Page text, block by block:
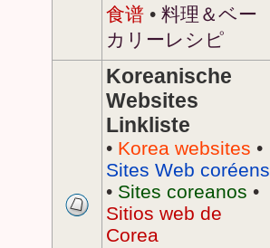
食谱 • 料理＆ベー
カリーレシピ
Koreanische
Websites
Linkliste
• Korea websites •
Sites Web coréens
• Sites coreanos •
Sitios web de
Corea